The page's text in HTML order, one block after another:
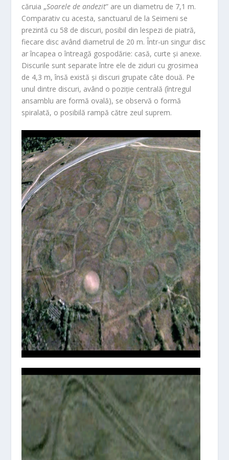
căruia „Soarele de andezit” are un diametru de 7,1 m.
Comparativ cu acesta, sanctuarul de la Seimeni se
prezintă cu 58 de discuri, posibil din lespezi de piatră,
fiecare disc având diametrul de 20 m. Într-un singur disc
ar încapea o întreagă gospodărie: casă, curte și anexe.
Discurile sunt separate între ele de ziduri cu grosimea
de 4,3 m, însă există și discuri grupate câte două. Pe
unul dintre discuri, având o poziție centrală (întregul
ansamblu are formă ovală), se observă o formă
spiralată, o posibilă rampă către zeul suprem.